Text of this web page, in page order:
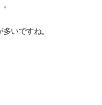
いですね。